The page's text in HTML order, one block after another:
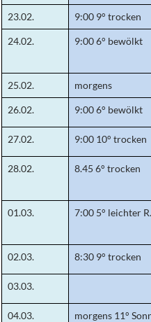
23.02. 9:00 9° trocken
24.02. 9:00 6° bewölkt
25.02. morgens
26.02. 9:00 6° bewölkt
27.02. 9:00 10° trocken
28.02. 8.45 6° trocken
01.03. 7:00 5° leichter R.
02.03. 8:30 9° trocken
03.03.
04.03. morgens 11°